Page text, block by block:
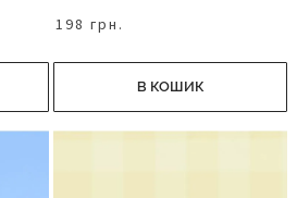
198 грн.
В КОШИК